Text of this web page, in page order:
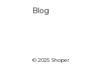
Blog
© 2025 Shoper